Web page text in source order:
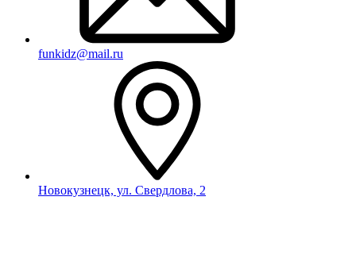
funkidz@mail.ru
Новокузнецк, ул. Свердлова, 2